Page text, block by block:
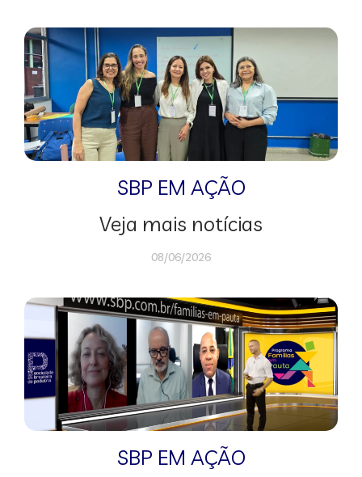
SBP EM AÇÃO
Veja mais notícias
08/06/2026
SBP EM AÇÃO